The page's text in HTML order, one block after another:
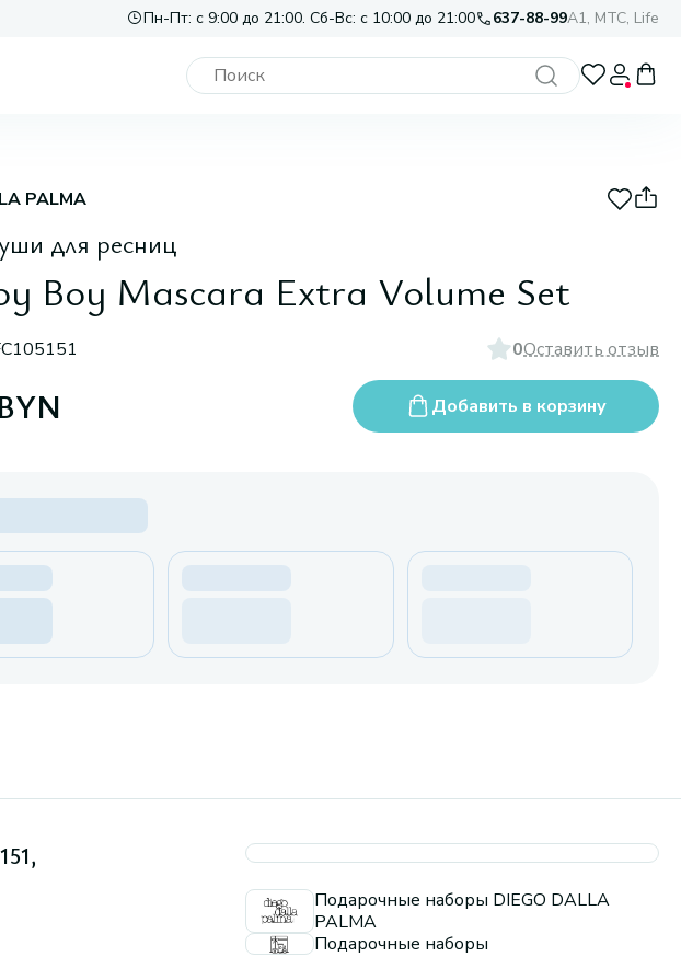
Пн-Пт: с 9:00 до 21:00. Сб-Вс: с 10:00 до 21:00 637-88-99A1, МТС, Life
PALMA
для ресниц
Boy Mascara Extra Volume Set
0Оставить отзыв
BYN Добавить в корзину
Подарочные наборы DIEGO DALLA
PALMA
Подарочные наборы